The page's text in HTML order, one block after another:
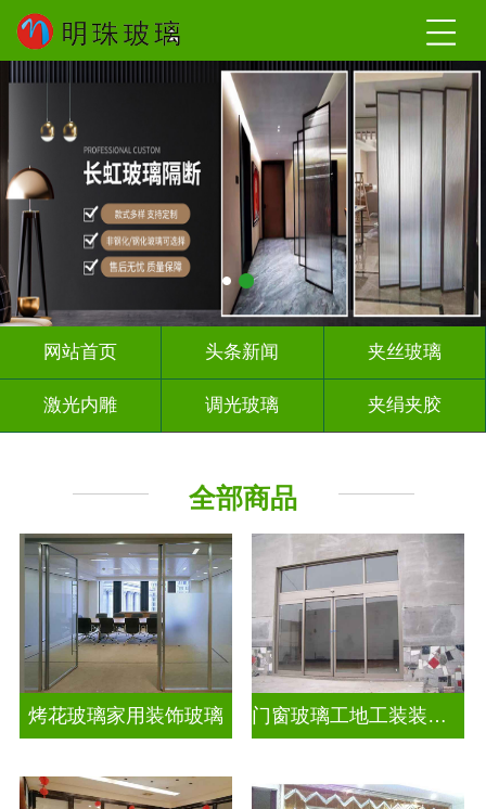
网站首页 头条新闻 夹丝玻璃
激光内雕 调光玻璃 夹绢夹胶
全部商品
烤花玻璃家用装饰玻璃 门窗玻璃工地工装装饰玻璃